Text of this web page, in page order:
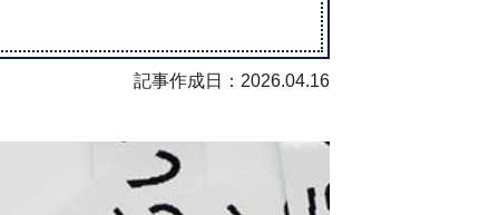
記事作成日：2026.04.16